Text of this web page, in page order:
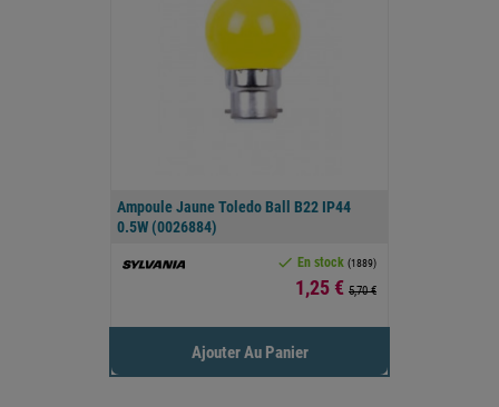
Ampoule Jaune Toledo Ball B22 IP44
0.5W (0026884)
 En stock (1889)
Prix
1,25 € 5,70 €
Ajouter Au Panier